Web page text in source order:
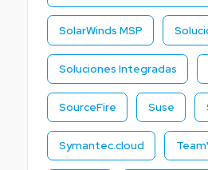
SolarWinds MSP
Soluciones Integradas
SourceFire Suse
Symantec.cloud